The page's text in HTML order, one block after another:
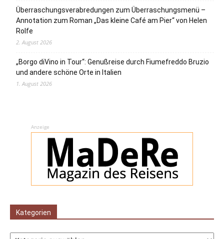
Überraschungsverabredungen zum Überraschungsmenü –
Annotation zum Roman „Das kleine Café am Pier“ von Helen
Rolfe
2. August 2026
„Borgo diVino in Tour“: Genußreise durch Fiumefreddo Bruzio
und andere schöne Orte in Italien
1. August 2026
Anzeige
Kategorien
Kategorien